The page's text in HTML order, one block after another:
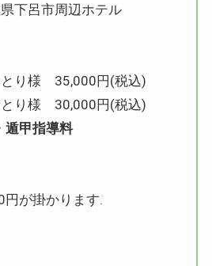
下呂市周辺ホテル
とり様 35,000円(税込)
とり様 30,000円(税込)
遁甲指導料
が掛かります.